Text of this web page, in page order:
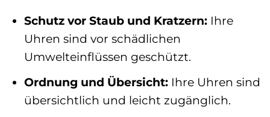
Schutz vor Staub und Kratzern:Ihre
Uhren sind vor schädlichen
Umwelteinflüssen geschützt.
Ordnung und Übersicht:Ihre Uhren sind
übersichtlich und leicht zugänglich.